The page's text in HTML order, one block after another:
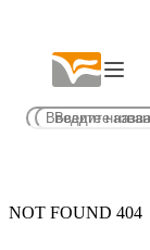
NOT FOUND 404